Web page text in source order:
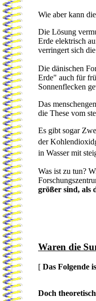
Wie aber kann
Die Lösung
Erde elektrisch
verringert sich
Die dänischen
Erde" auch für
Sonnenflecken
Das
die These vom
Es gibt sogar
der
in Wasser mit
Was ist zu tun?
größer sind, als
Waren die
[ Das Folgende
Doch